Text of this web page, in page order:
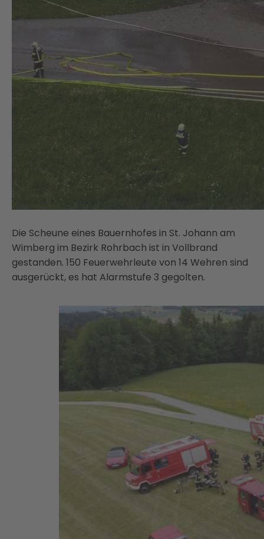
Die Scheune eines Bauernhofes in St. Johann am
Wimberg im Bezirk Rohrbach ist in Vollbrand
gestanden. 150 Feuerwehrleute von 14 Wehren sind
ausgerückt, es hat Alarmstufe 3 gegolten.